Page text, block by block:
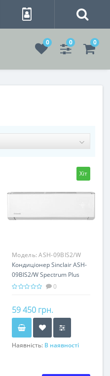
0 0 0
Хіт
Модель:ASH-09BIS2/W
Spectrum Plus
Кондиціонер Sinclair ASH-
09BIS2/W Spectrum Plus
(R32) (Inverter)0
59 450 грн.
Наявність: В наявності